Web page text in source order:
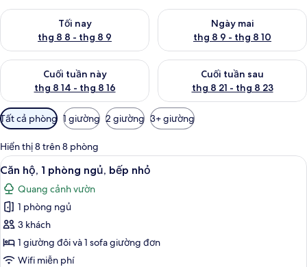
Tối nay
thg 8 8 - thg 8 9
Kiểm tra lượng phòng tối nay từ thg 8 8 - thg 8 9
Ngày mai
thg 8 9 - thg 8 10
Kiểm tra lượng phòng ngày
Cuối tuần này
thg 8 14 - thg 8 16
Kiểm tra lượng phòng cuối tuần này từ thg 8 14 - thg 8 16
Cuối tuần sau
thg 8 21 - thg 8 23
Kiểm tra lượng phòng cuối
Bộ
lọc
có
thể
dùng
để
lọc
tìm
phòng
Tất cả phòng 1 giường 2 giường 3+ giường
Hiển thị 8 trên 8 phòng
Xem
tất
cả
ảnh
Căn
hộ,
1
Căn hộ, 1 phòng ngủ, bếp nhỏ | 1
5
Căn hộ, 1 phòng ngủ, bếp nhỏ
Quang cảnh vườn
1 phòng ngủ
3 khách
1 giường đôi và 1 sofa giường đơn
Wifi miễn phí